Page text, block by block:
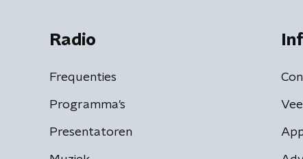
Radio
Frequenties
Programma's
Presentatoren